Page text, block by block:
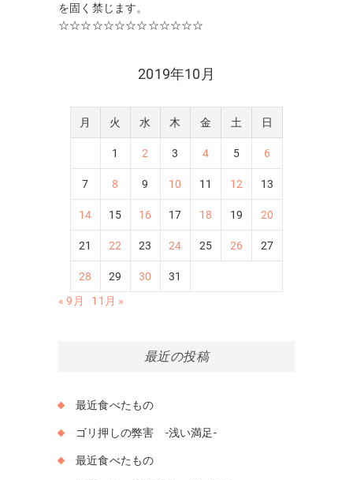
を固く禁じます。
☆☆☆☆☆☆☆☆☆☆☆☆☆
2019年10月
月 火 水 木 金 土 日
1 2 3 4 5 6
7 8 9 10 11 12 13
14 15 16 17 18 19 20
21 22 23 24 25 26 27
28 29 30
31
« 9月
11月 »
最近の投稿
最近食べたもの
ゴリ押しの弊害 -浅い満足-
最近食べたもの